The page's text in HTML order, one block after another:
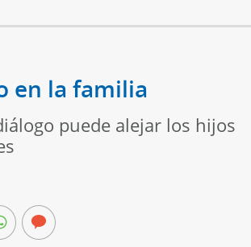
en la familia
puede alejar los hijos